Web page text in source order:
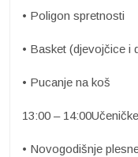
• Poligon spretnosti
• Basket (djevojčice i
• Pucanje na koš
13:00 –
• Novogodišnje